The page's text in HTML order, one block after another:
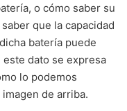
o cómo saber su
que la capacidad
batería puede
dato se expresa
lo podemos
de arriba.